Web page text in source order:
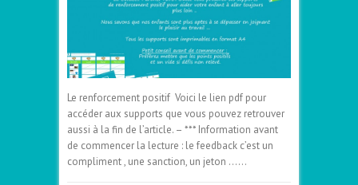
Le renforcement positif Voici le lien pdf pour
accéder aux supports que vous pouvez retrouver
aussi à la fin de l’article. – *** Information avant
de commencer la lecture : le feedback c’est un
compliment , une sanction, un jeton ……